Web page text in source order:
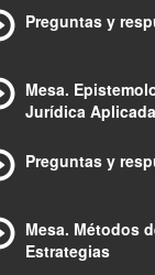
Preguntas y
Mesa.
Jurídica Aplicada
Preguntas y
Mesa. Métodos
Estrategias